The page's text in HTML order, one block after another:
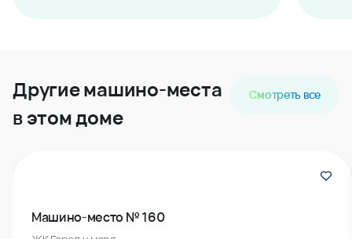
Другие машино-места
в этом доме
Смотреть все
Машино-место № 160